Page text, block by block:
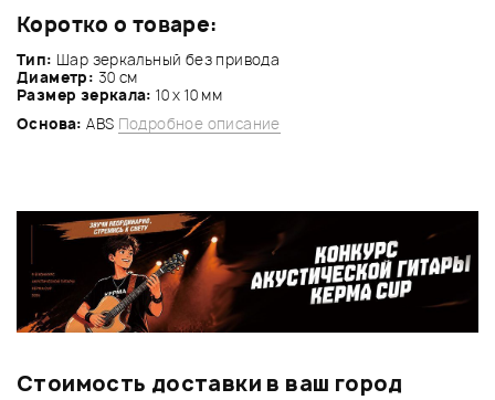
Коротко о товаре:
Тип: Шар зеркальный без привода
Диаметр: 30 см
Размер зеркала: 10 х 10 мм
Основа: ABS Подробное описание
Стоимость доставки в ваш город